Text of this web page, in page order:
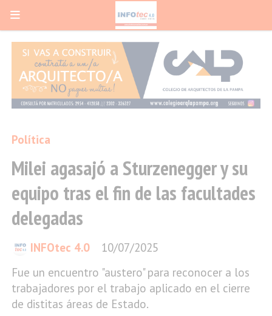
Milei agasajó a Sturzenegger y su
equipo tras el fin de las facultades
delegadas
Fue un encuentro "austero" para reconocer a los
trabajadores por el trabajo aplicado en el cierre
de distitas áreas de Estado.
Política
10/07/2025
INFOtec 4.0